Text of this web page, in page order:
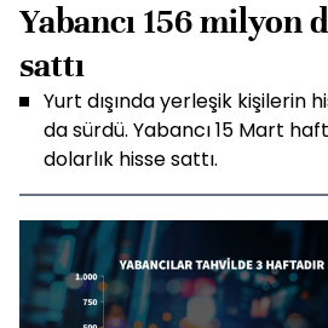
Yabancı 156 milyon
sattı
Yurt dışında yerleşik kişilerin
da sürdü. Yabancı 15 Mart
dolarlık hisse sattı.